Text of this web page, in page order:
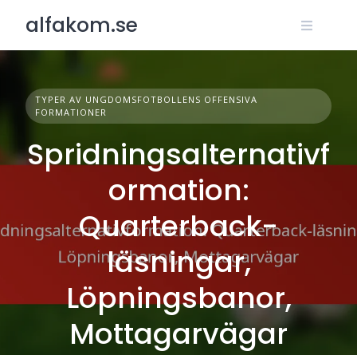
content
alfakom.se
TYPER AV UNGDOMSFOTBOLLENS OFFENSIVA
FORMATIONER
Spridningsalternativf
ormation:
Quarterback-
läsningar,
Löpningsbanor,
Mottagarvägar